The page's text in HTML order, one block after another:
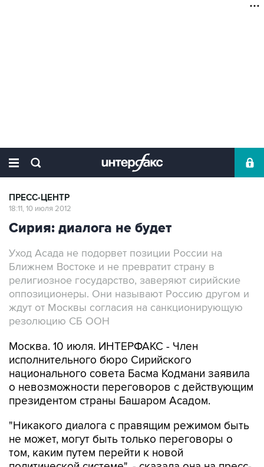
ПРЕСС-ЦЕНТР
18:11, 10 июля 2012
Сирия: диалога не будет
Уход Асада не подорвет позиции России на
Ближнем Востоке и не превратит страну в
религиозное государство, заверяют сирийские
оппозиционеры. Они называют Россию другом и
ждут от Москвы согласия на санкционирующую
резолюцию СБ ООН
Москва. 10 июля. ИНТЕРФАКС - Член
исполнительного бюро Сирийского
национального совета Басма Кодмани заявила
о невозможности переговоров с действующим
президентом страны Башаром Асадом.
"Никакого диалога с правящим режимом быть
не может, могут быть только переговоры о
том, каким путем перейти к новой